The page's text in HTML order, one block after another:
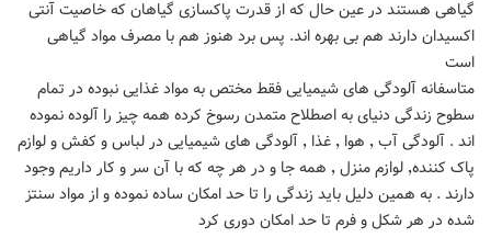
گیاهی هستند در عین حال که از قدرت پاکسازی گیاهان که خاصیت آنتی
اکسیدان دارند هم بی بهره اند. پس برد هنوز هم با مصرف مواد گیاهی
است
متاسفانه آلودگی های شیمیایی فقط مختص به مواد غذایی نبوده در تمام
سطوح زندگی دنیای به اصطلاح متمدن رسوخ کرده همه چیز را آلوده نموده
اند . آلودگی آب ٬ هوا ٬ غذا ٬ آلودگی های شیمیایی در لباس و کفش و لوازم
پاک کننده٬ لوازم منزل ٬ همه جا و در هر چه که با آن سر و کار داریم وجود
دارند . به همین دلیل باید زندگی را تا حد امکان ساده نموده و از مواد سنتز
شده در هر شکل و فرم تا حد امکان دوری کرد